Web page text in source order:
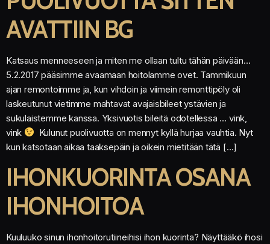
AVATTIIN BG
Katsaus menneeseen ja miten me ollaan tultu tähän päivään…
5.2.2017 pääsimme avaamaan hoitolamme ovet. Tammikuun
ajan remontoimme ja, kun vihdoin ja viimein remonttipöly oli
laskeutunut vietimme mahtavat avajaisbileet ystävien ja
sukulaistemme kanssa. Yksivuotis bileitä odotellessa … vink,
vink
Kulunut puolivuotta on mennyt kyllä hurjaa vauhtia. Nyt
kun katsotaan aikaa taaksepäin ja oikein mietitään tätä […]
IHONKUORINTA OSANA
IHONHOITOA
Kuuluuko sinun ihonhoitorutiineihisi ihon kuorinta? Näyttääkö ihosi